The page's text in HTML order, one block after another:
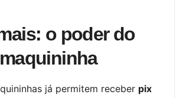
o poder do
já permitem receber pix